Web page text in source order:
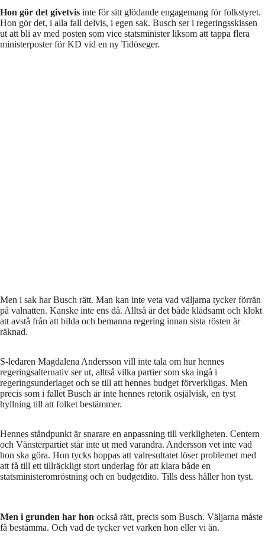
Hon gör det givetvis inte för sitt glödande engagemang för folkstyret.
Hon gör det, i alla fall delvis, i egen sak. Busch ser i regeringsskissen
ut att bli av med posten som vice statsminister liksom att tappa flera
ministerposter för KD vid en ny Tidöseger.
Men i sak har Busch rätt. Man kan inte veta vad väljarna tycker förrän
på valnatten. Kanske inte ens då. Alltså är det både klädsamt och klokt
att avstå från att bilda och bemanna regering innan sista rösten är
räknad.
S-ledaren Magdalena Andersson vill inte tala om hur hennes
regeringsalternativ ser ut, alltså vilka partier som ska ingå i
regeringsunderlaget och se till att hennes budget förverkligas. Men
precis som i fallet Busch är inte hennes retorik osjälvisk, en tyst
hyllning till att folket bestämmer.
Hennes ståndpunkt är snarare en anpassning till verkligheten. Centern
och Vänsterpartiet står inte ut med varandra. Andersson vet inte vad
hon ska göra. Hon tycks hoppas att valresultatet löser problemet med
att få till ett tillräckligt stort underlag för att klara både en
statsministeromröstning och en budgetdito. Tills dess håller hon tyst.
Men i grunden har hon också rätt, precis som Busch. Väljarna måste
få bestämma. Och vad de tycker vet varken hon eller vi än.